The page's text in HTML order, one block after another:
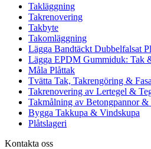
Takläggning
Takrenovering
Takbyte
Takomläggning
Lägga Bandtäckt Dubbelfalsat
Lägga EPDM Gummiduk: Tak
Måla Plåttak
Tvätta Tak, Takrengöring &
Takrenovering av Lertegel &
Takmålning av Betongpannor &
Bygga Takkupa & Vindskupa
Plåtslageri
Kontakta oss